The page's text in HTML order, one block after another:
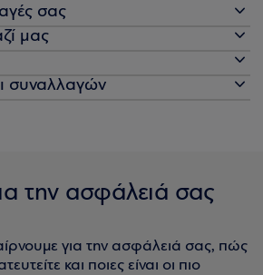
σας
μας
συναλλαγών
την ασφάλειά σας
για την ασφάλειά σας, πώς
και ποιες είναι οι πιο